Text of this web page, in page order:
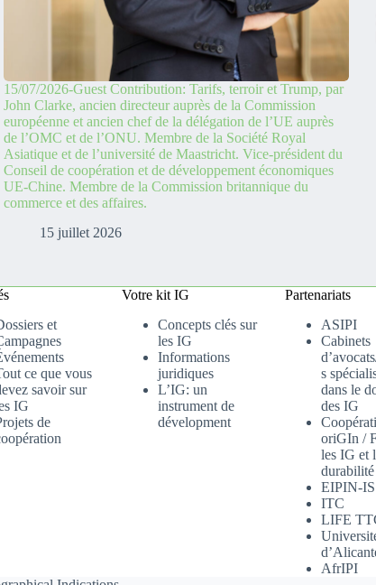
15/07/2026-Guest Contribution: Tarifs, terroir et Trump, par
John Clarke, ancien directeur auprès de la Commission
européenne et ancien chef de la délégation de l’UE auprès
de l’OMC et de l’ONU. Membre de la Société Royal
Asiatique et de l’université de Maastricht. Vice-président du
Conseil de coopération et de développement économiques
UE-Chine. Membre de la Commission britannique du
commerce et des affaires.
15 juillet 2026
et
ce que vous
savoir sur
IG
de
Votre kit IG
Concepts clés sur
les IG
Informations
juridiques
L’IG: un
instrument de
dévelopment
Partenariats
ASIPI
Cabinets
s
dans le
des IG
oriGIn /
les IG et
durabilité
EIPIN-IS
ITC
LIFE
AfrIPI